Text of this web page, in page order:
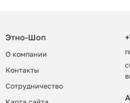
Этно-Шоп
О компании
Контакты
Сотрудничество